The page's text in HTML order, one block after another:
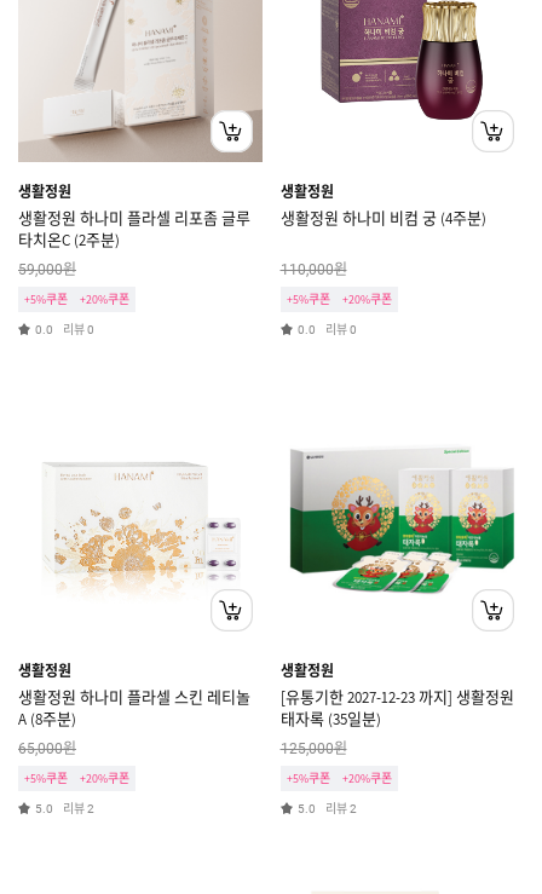
생활정원
생활정원 하나미 플라셀 리포좀 글루
타치온C (2주분)
59,000원
+5%쿠폰 +20%쿠폰
0.0 리뷰0
생활정원
생활정원 하나미 비컴 궁 (4주분)
110,000원
+5%쿠폰 +20%쿠폰
0.0 리뷰0
생활정원
생활정원 하나미 플라셀 스킨 레티놀
A (8주분)
65,000원
+5%쿠폰 +20%쿠폰
5.0 리뷰2
생활정원
[유통기한 2027-12-23 까지] 생활정원
태자록 (35일분)
125,000원
+5%쿠폰 +20%쿠폰
5.0 리뷰2